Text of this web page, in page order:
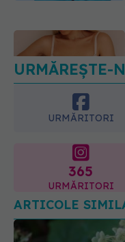
URMĂREȘTE-
URMĂRITORI
365
ARTICOLE